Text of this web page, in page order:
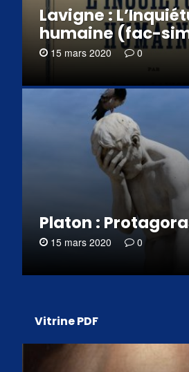
Lavigne :
humaine (fac-
15 mars 2020 0
Platon :
15 mars 2020 0
Vitrine PDF